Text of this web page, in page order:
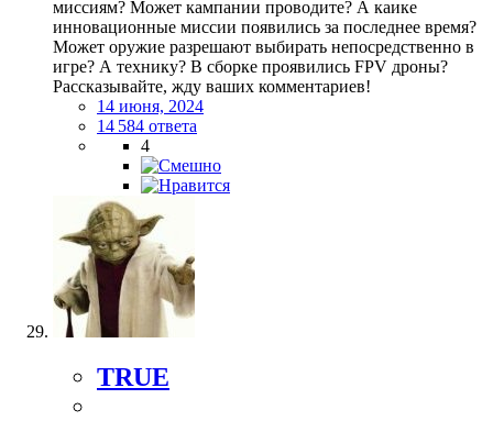
миссиям? Может кампании проводите? А каике
инновационные миссии появились за последнее время?
Может оружие разрешают выбирать непосредственно в
игре? А технику? В сборке проявились FPV дроны?
Рассказывайте, жду ваших комментариев!
14 июня, 2024
14 584 ответа
4
TRUE